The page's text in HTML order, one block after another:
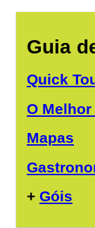
Guia
Quick
O Melhor
Mapas
+ Góis